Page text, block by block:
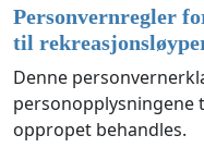
Personvernregler
til
Denne
personopplysningene
oppropet behandles.